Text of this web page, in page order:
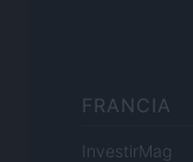
FRANCIA
InvestirMag